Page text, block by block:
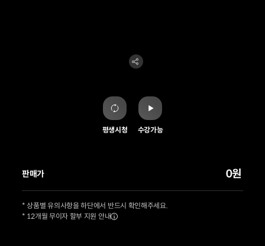
평생시청 수강가능
판매가 0원
* 상품별 유의사항을 하단에서 반드시 확인해주세요.
* 12개월 무이자 할부 지원 안내